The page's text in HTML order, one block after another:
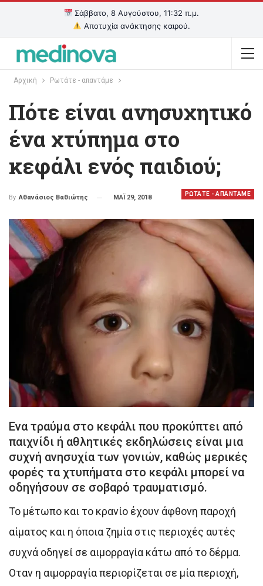
Σάββατο, 8 Αυγούστου, 11:32 π.μ.
Αποτυχία ανάκτησης καιρού.
Αρχική Ρωτάτε - απαντάμε
Πότε είναι ανησυχητικό
ένα χτύπημα στο
κεφάλι ενός παιδιού;
ΡΩΤΑΤΕ - ΑΠΑΝΤΑΜΕ
By Αθανάσιος Βαθιώτης ΜΑΪ 29, 2018
Ενα τραύμα στο κεφάλι που προκύπτει από
παιχνίδι ή αθλητικές εκδηλώσεις είναι μια
συχνή ανησυχία των γονιών, καθώς μερικές
φορές τα χτυπήματα στο κεφάλι μπορεί να
οδηγήσουν σε σοβαρό τραυματισμό.
Το μέτωπο και το κρανίο έχουν άφθονη παροχή
αίματος και η όποια ζημία στις περιοχές αυτές
συχνά οδηγεί σε αιμορραγία κάτω από το δέρμα.
Οταν η αιμορραγία περιορίζεται σε μία περιοχή,